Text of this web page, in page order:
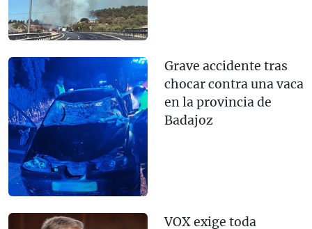
Grave accidente tras
chocar contra una vaca
en la provincia de
Badajoz
VOX exige toda